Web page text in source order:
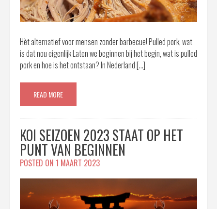
Hèt alternatief voor mensen zonder barbecue! Pulled pork, wat
is dat nou eigenlijk Laten we beginnen bij het begin, wat is pulled
pork en hoe is het ontstaan? In Nederland […]
READ MORE
KOI SEIZOEN 2023 STAAT OP HET
PUNT VAN BEGINNEN
POSTED ON 1 MAART 2023